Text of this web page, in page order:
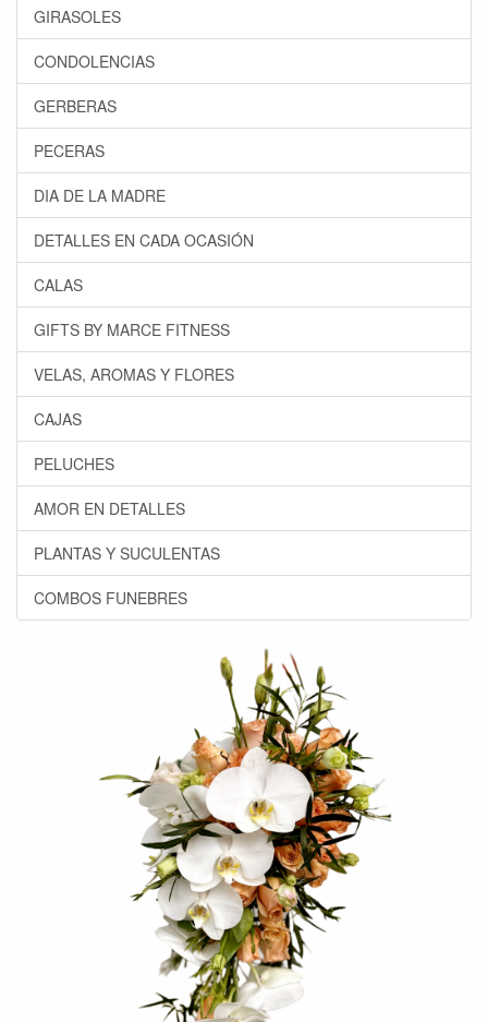
GIRASOLES
CONDOLENCIAS
GERBERAS
PECERAS
DIA DE LA MADRE
DETALLES EN CADA OCASIÓN
CALAS
GIFTS BY MARCE FITNESS
VELAS, AROMAS Y FLORES
CAJAS
PELUCHES
AMOR EN DETALLES
PLANTAS Y SUCULENTAS
COMBOS FUNEBRES